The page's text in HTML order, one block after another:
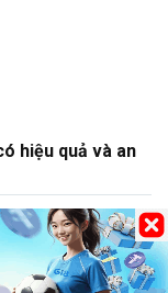
hiệu quả và an
chơi nhất 2026
chọn cuốn hút